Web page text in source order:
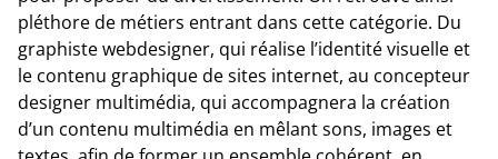
pléthore de métiers entrant dans cette catégorie. Du
graphiste webdesigner, qui réalise l’identité visuelle et
le contenu graphique de sites internet, au concepteur
designer multimédia, qui accompagnera la création
d’un contenu multimédia en mêlant sons, images et